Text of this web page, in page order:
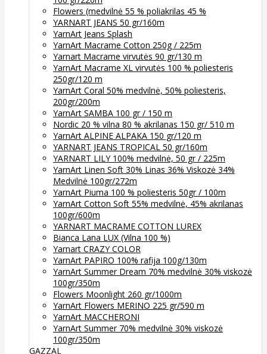
Flowers (medvilnė 55 % poliakrilas 45 %
YARNART JEANS 50 gr/160m
YarnArt Jeans Splash
YarnArt Macrame Cotton 250g / 225m
Yarnart Macrame virvutės 90 gr/130 m
YarnArt Macrame XL virvutės 100 % poliesteris
250gr/120 m
YarnArt Coral 50% medvilnė, 50% poliesteris,
200gr/200m
YarnArt SAMBA 100 gr / 150 m
Nordic 20 % vilna 80 % akrilanas 150 gr/ 510 m
YarnArt ALPINE ALPAKA 150 gr/120 m
YARNART JEANS TROPICAL 50 gr/160m
YARNART LILY 100% medvilnė, 50 gr / 225m
YarnArt Linen Soft 30% Linas 36% Viskozė 34%
Medvilnė 100gr/272m
YarnArt Piuma 100 % poliesteris 50gr / 100m
YarnArt Cotton Soft 55% medvilnė, 45% akrilanas
100gr/600m
YARNART MACRAME COTTON LUREX
Bianca Lana LUX (Vilna 100 %)
Yarnart CRAZY COLOR
YarnArt PAPIRO 100% rafija 100g/130m
YarnArt Summer Dream 70% medvilnė 30% viskozė
100gr/350m
Flowers Moonlight 260 gr/1000m
YarnArt Flowers MERINO 225 gr/590 m
YarnArt MACCHERONI
YarnArt Summer 70% medvilnė 30% viskozė
100gr/350m
GAZZAL